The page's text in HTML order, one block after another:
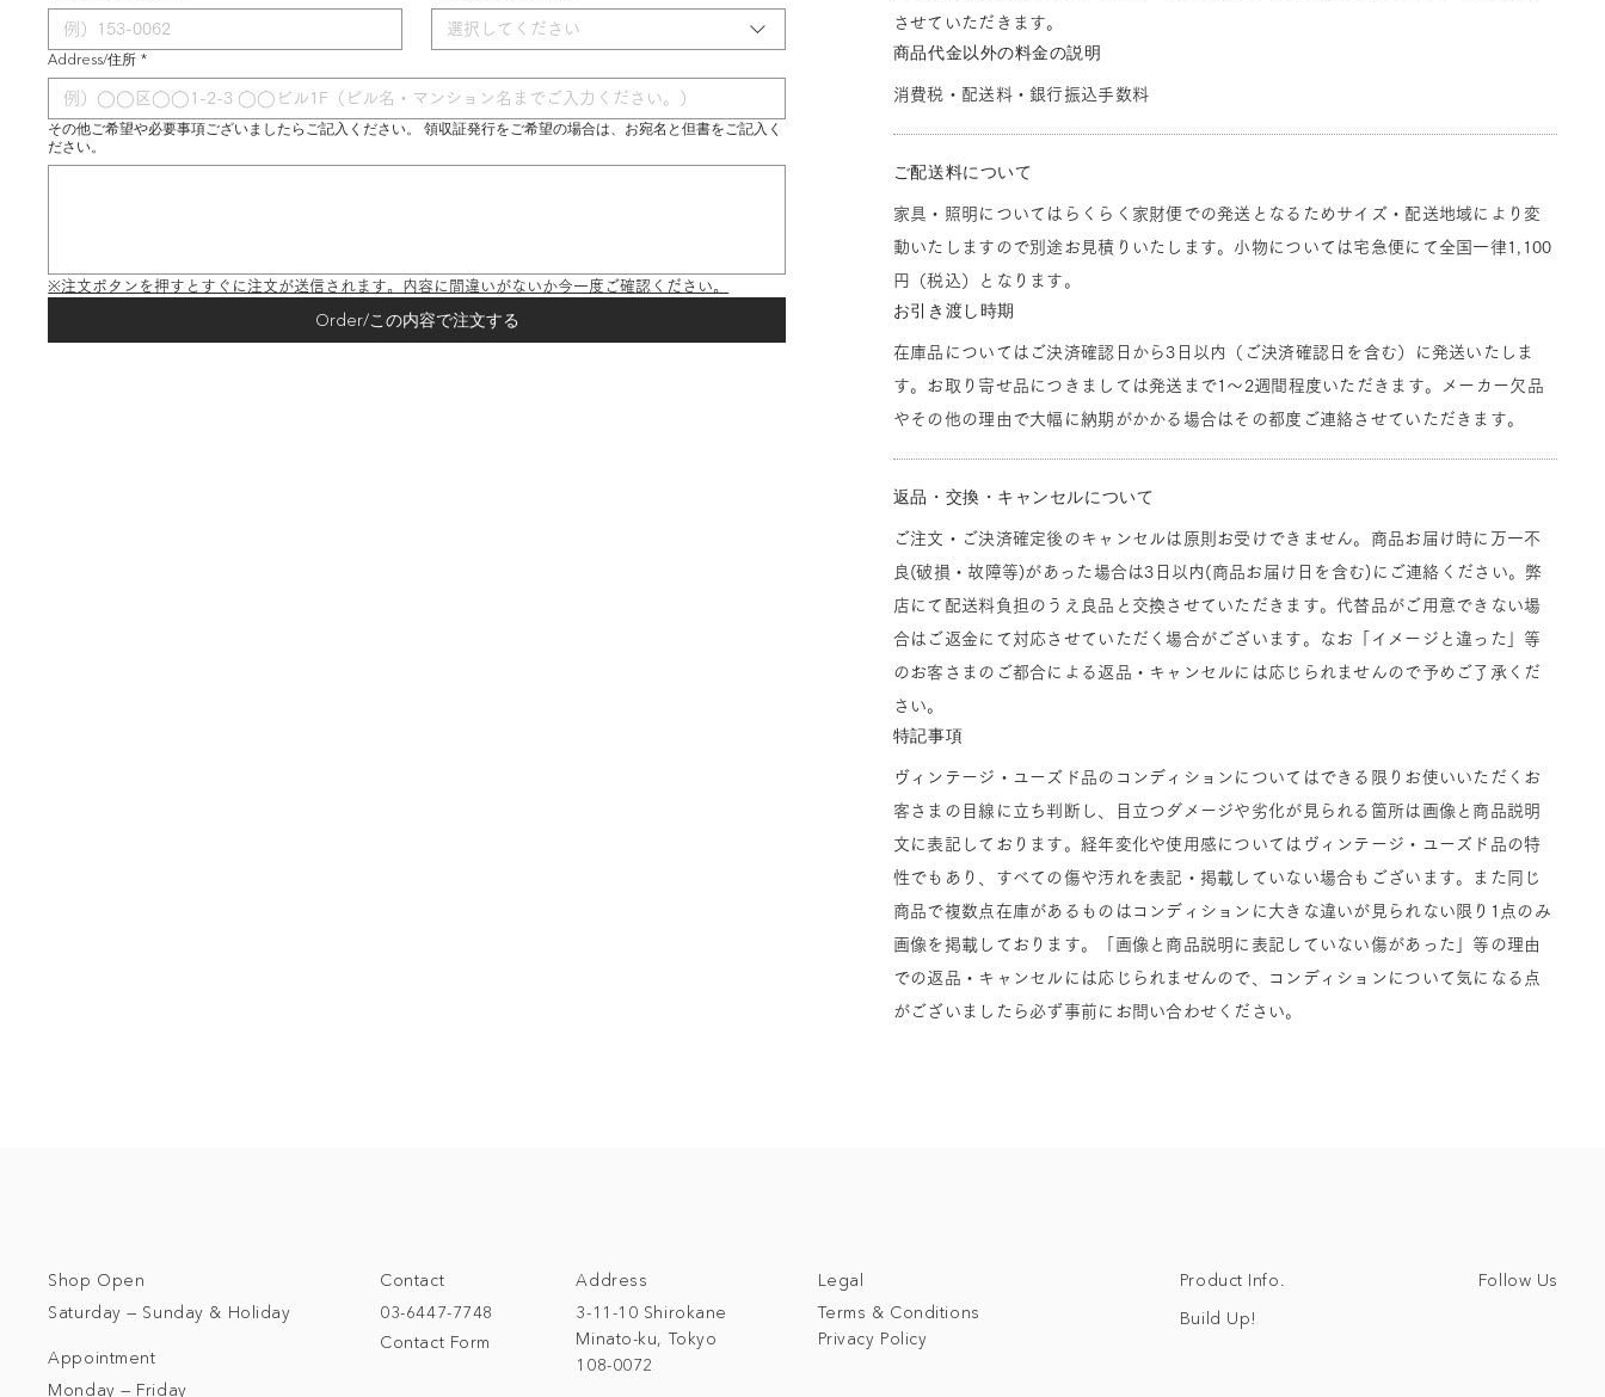
選択してください
Address/住所 *
その他ご希望や必要事項ございましたらご記入ください。 領収証発行をご希望の場合は、お宛名と但書をご記入く
ださい。
※注文ボタンを押すとすぐに注文が送信されます。内容に間違いがないか今一度ご確認ください。
Order/この内容で注文する
させていただきます。
商品代金以外の料金の説明
消費税・配送料・銀行振込手数料
ご配送料について
家具・照明についてはらくらく家財便での発送となるためサイズ・配送地域により変
動いたしますので別途お見積りいたします。小物については宅急便にて全国一律1,100
円（税込）となります。
お引き渡し時期
在庫品についてはご決済確認日から3日以内（ご決済確認日を含む）に発送いたしま
す。お取り寄せ品につきましては発送まで1～2週間程度いただきます。メーカー欠品
やその他の理由で大幅に納期がかかる場合はその都度ご連絡させていただきます。
返品・交換・キャンセルについて
ご注文・ご決済確定後のキャンセルは原則お受けできません。商品お届け時に万一不
良(破損・故障等)があった場合は3日以内(商品お届け日を含む)にご連絡ください。弊
店にて配送料負担のうえ良品と交換させていただきます。代替品がご用意できない場
合はご返金にて対応させていただく場合がございます。なお「イメージと違った」等
のお客さまのご都合による返品・キャンセルには応じられませんので予めご了承くだ
さい。
特記事項
ヴィンテージ・ユーズド品のコンディションについてはできる限りお使いいただくお
客さまの目線に立ち判断し、目立つダメージや劣化が見られる箇所は画像と商品説明
文に表記しております。経年変化や使用感についてはヴィンテージ・ユーズド品の特
性でもあり、すべての傷や汚れを表記・掲載していない場合もございます。また同じ
商品で複数点在庫があるものはコンディションに大きな違いが見られない限り1点のみ
画像を掲載しております。「画像と商品説明に表記していない傷があった」等の理由
での返品・キャンセルには応じられませんので、コンディションについて気になる点
がございましたら必ず事前にお問い合わせください。
Address
3-11-10 Shirokane
Minato-ku, Tokyo
108-0072
Contact
03-6447-7748
Contact Form
Shop Open
Saturday — Sunday & Holiday
Appointment
Monday — Friday
Legal
Terms & Conditions
Privacy Policy
Product Info.
Build Up!
Follow Us